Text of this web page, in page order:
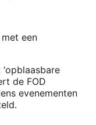
een
de FOD
evenementen